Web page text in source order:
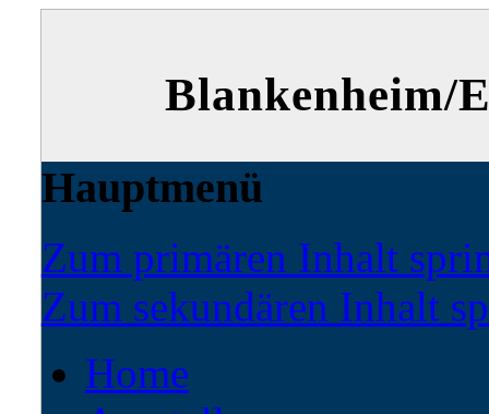
Blankenheim/
Hauptmenü
Zum primären Inhalt
Zum sekundären Inhalt
Home